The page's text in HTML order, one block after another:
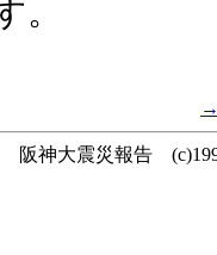
。
阪神大震災報告